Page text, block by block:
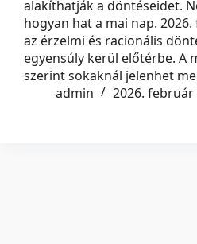
alakíthatják a döntéseidet.
hogyan hat a mai nap.
az érzelmi és racionális
egyensúly kerül előtérbe. A
szerint sokaknál jelenhet
admin
2026. február